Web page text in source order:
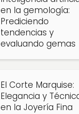
en la gemología:
Prediciendo
tendencias y
evaluando gemas
El Corte Marquise:
Elegancia y
en la Joyería Fina